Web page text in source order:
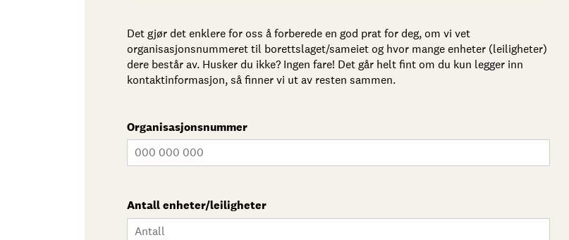
Det gjør det enklere for oss å forberede en god prat for deg, om vi vet
organisasjonsnummeret til borettslaget/sameiet og hvor mange enheter (leiligheter)
dere består av. Husker du ikke? Ingen fare! Det går helt fint om du kun legger inn
kontaktinformasjon, så finner vi ut av resten sammen.
Organisasjonsnummer
Antall enheter/​leiligheter